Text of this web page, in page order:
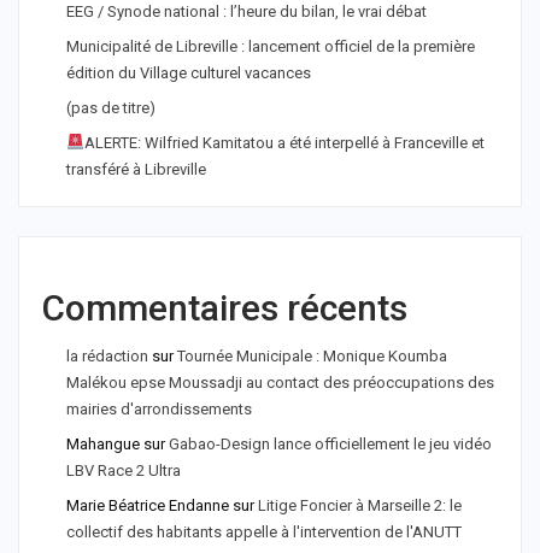
EEG / Synode national : l’heure du bilan, le vrai débat
Municipalité de Libreville : lancement officiel de la première
édition du Village culturel vacances
(pas de titre)
ALERTE: Wilfried Kamitatou a été interpellé à Franceville et
transféré à Libreville
Commentaires récents
la rédaction surTournée Municipale : Monique Koumba
Malékou epse Moussadji au contact des préoccupations des
mairies d'arrondissements
Mahangue surGabao-Design lance officiellement le jeu vidéo
LBV Race 2 Ultra
Marie Béatrice Endanne surLitige Foncier à Marseille 2: le
collectif des habitants appelle à l'intervention de l'ANUTT